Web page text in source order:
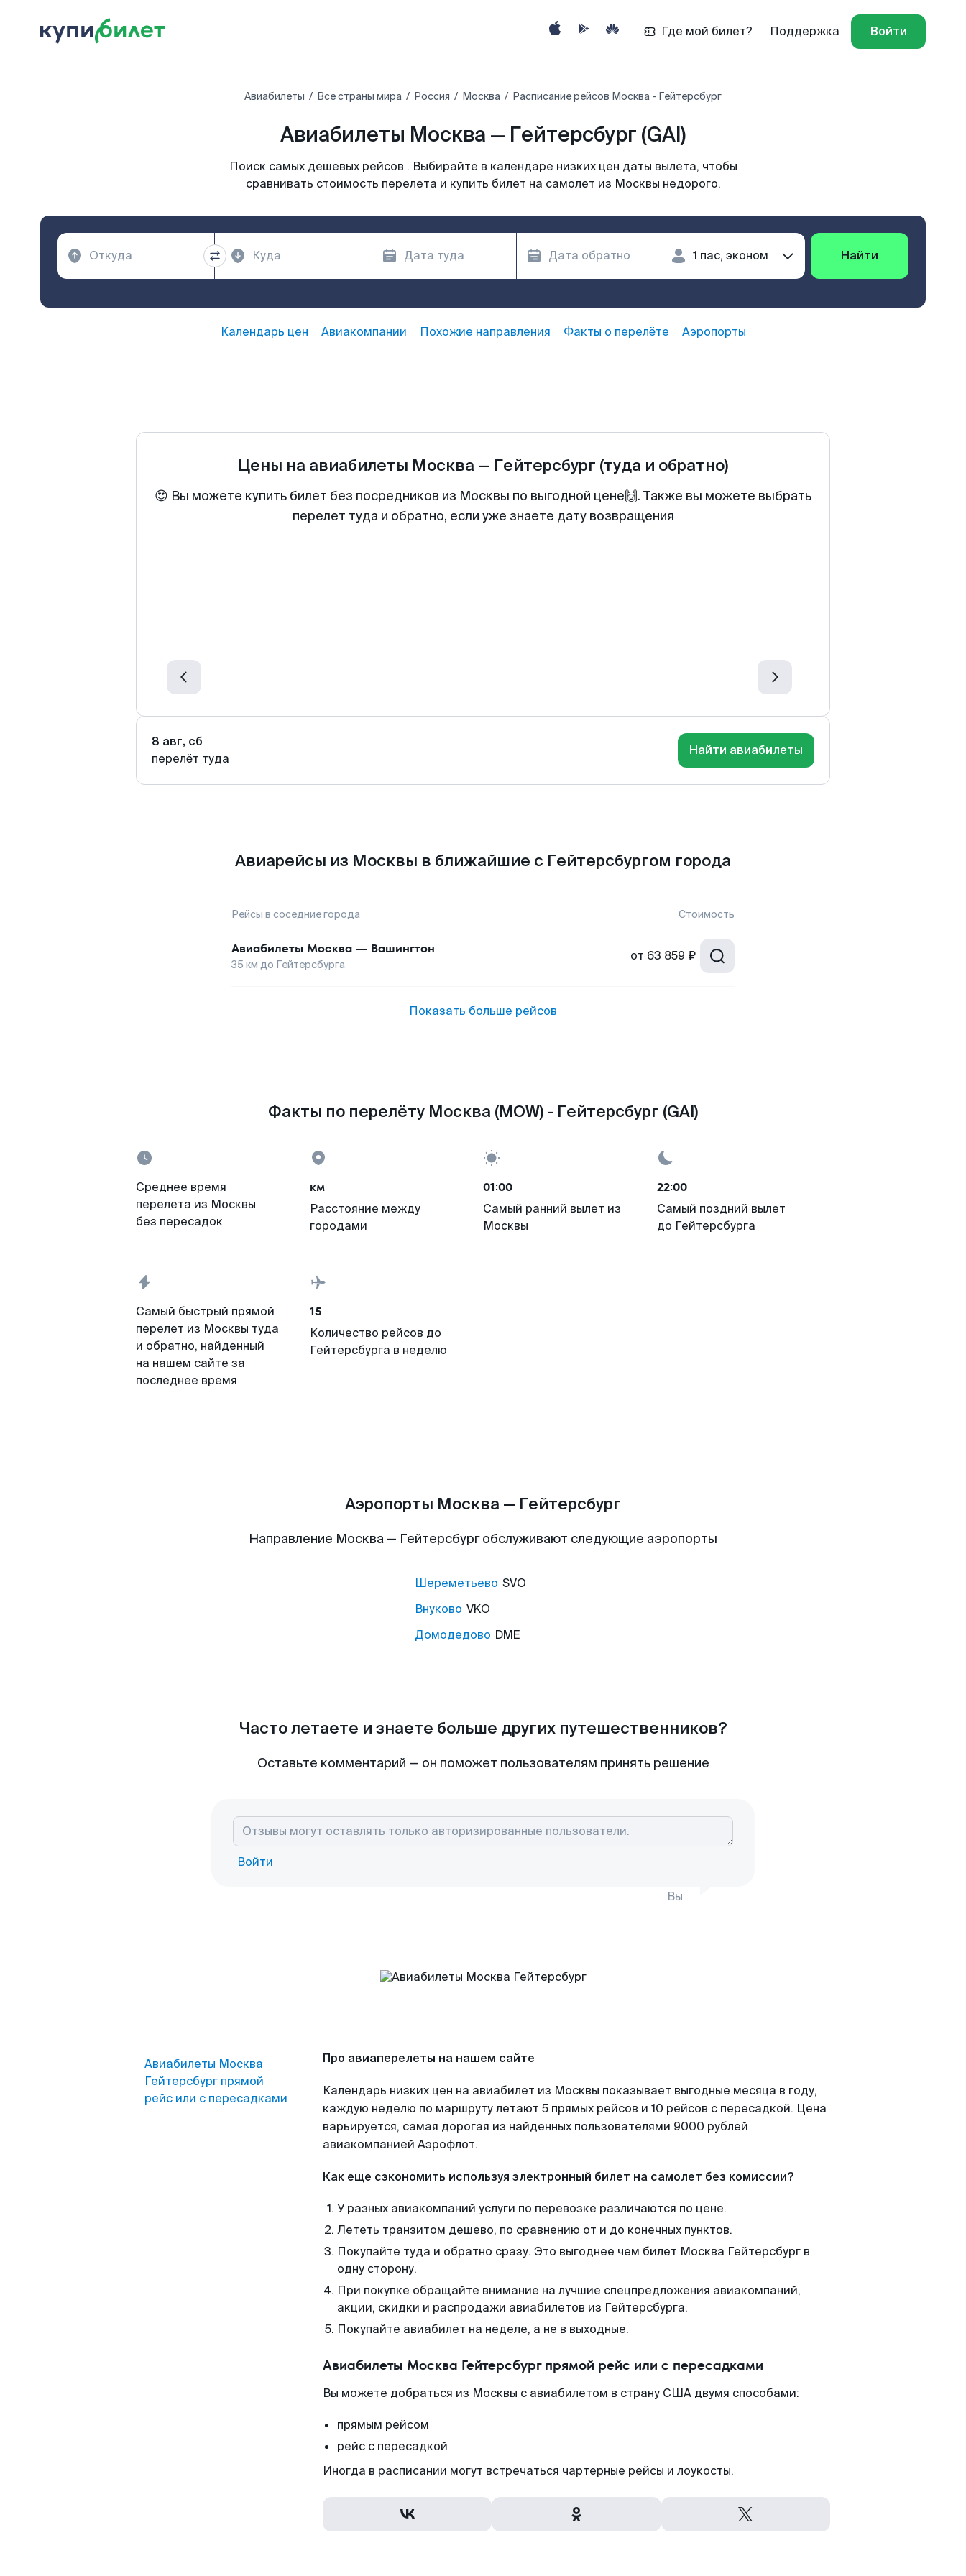
Где мой билет? Поддержка Войти
Авиабилеты Все страны мира Россия Москва Расписание рейсов Москва - Гейтерсбург
Авиабилеты Москва — Гейтерсбург (GAI)
Поиск самых дешевых рейсов . Выбирайте в календаре низких цен даты вылета, чтобы
сравнивать стоимость перелета и купить билет на самолет из Москвы недорого.
Найти
Календарь цен Авиакомпании Похожие направления Факты о перелёте Аэропорты
Цены на авиабилеты Москва — Гейтерсбург (туда и обратно)
😍 Вы можете купить билет без посредников из Москвы по выгодной цене🙌. Также вы можете выбрать
перелет туда и обратно, если уже знаете дату возвращения
8 авг, сб
перелёт туда
Найти авиабилеты
Авиарейсы из Москвы в ближайшие с Гейтерсбургом города
Рейсы в соседние города Стоимость
Авиабилеты Москва — Вашингтон
35 км до Гейтерсбурга
от 63 859 ₽
Показать больше рейсов
Факты по перелёту Москва (MOW) - Гейтерсбург (GAI)
Среднее время
перелета из Москвы
без пересадок
км
Расстояние между
городами
01:00
Самый ранний вылет из
Москвы
22:00
Самый поздний вылет
до Гейтерсбурга
Самый быстрый прямой
перелет из Москвы туда
и обратно, найденный
на нашем сайте за
последнее время
15
Количество рейсов до
Гейтерсбурга в неделю
Аэропорты Москва — Гейтерсбург
Направление Москва — Гейтерсбург обслуживают следующие аэропорты
Шереметьево SVO
Внуково VKO
Домодедово DME
Часто летаете и знаете больше других путешественников?
Оставьте комментарий — он поможет пользователям принять решение
Войти
Вы
Авиабилеты Москва
Гейтерсбург прямой
рейс или с пересадками
Про авиаперелеты на нашем сайте
Календарь низких цен на авиабилет из Москвы показывает выгодные месяца в году,
каждую неделю по маршруту летают 5 прямых рейсов и 10 рейсов с пересадкой. Цена
варьируется, самая дорогая из найденных пользователями 9000 рублей
авиакомпанией Аэрофлот.
Как еще сэкономить используя электронный билет на самолет без комиссии?
У разных авиакомпаний услуги по перевозке различаются по цене.
Лететь транзитом дешево, по сравнению от и до конечных пунктов.
Покупайте туда и обратно сразу. Это выгоднее чем билет Москва Гейтерсбург в
одну сторону.
При покупке обращайте внимание на лучшие спецпредложения авиакомпаний,
акции, скидки и распродажи авиабилетов из Гейтерсбурга.
Покупайте авиабилет на неделе, а не в выходные.
Авиабилеты Москва Гейтерсбург прямой рейс или с пересадками
Вы можете добраться из Москвы с авиабилетом в страну США двумя способами:
прямым рейсом
рейс с пересадкой
Иногда в расписании могут встречаться чартерные рейсы и лоукосты.